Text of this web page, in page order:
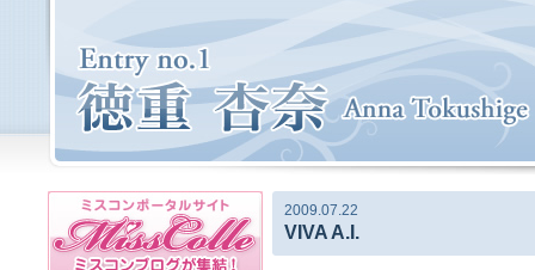
2009.07.22
VIVA A.I.